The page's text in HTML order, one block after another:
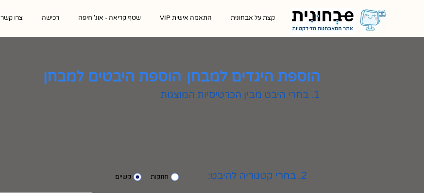
קצת על אבחונית התאמה אישית VIP שטף קריאה - אונ' חיפה רכישה צרו קשר
הוספת היבטים למבחן הוספת היגדים למבחן
1. בחרי היבט מבין הכרטיסיות המוצגות
חוזקות קשיים 2. בחרי קטגוריה להיבט: